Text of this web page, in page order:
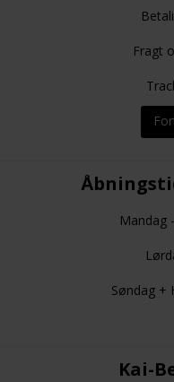
Kai-
Mandag
Søndag +
Fragt